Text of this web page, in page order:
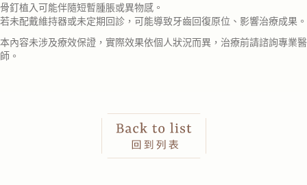
骨釘植入可能伴隨短暫腫脹或異物感。
若未配戴維持器或未定期回診，可能導致牙齒回復原位、影響治療成果。
本內容未涉及療效保證，實際效果依個人狀況而異，治療前請諮詢專業醫
師。